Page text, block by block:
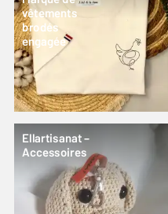
vêtements
brodés
engagée
Ellartisanat –
Accessoires